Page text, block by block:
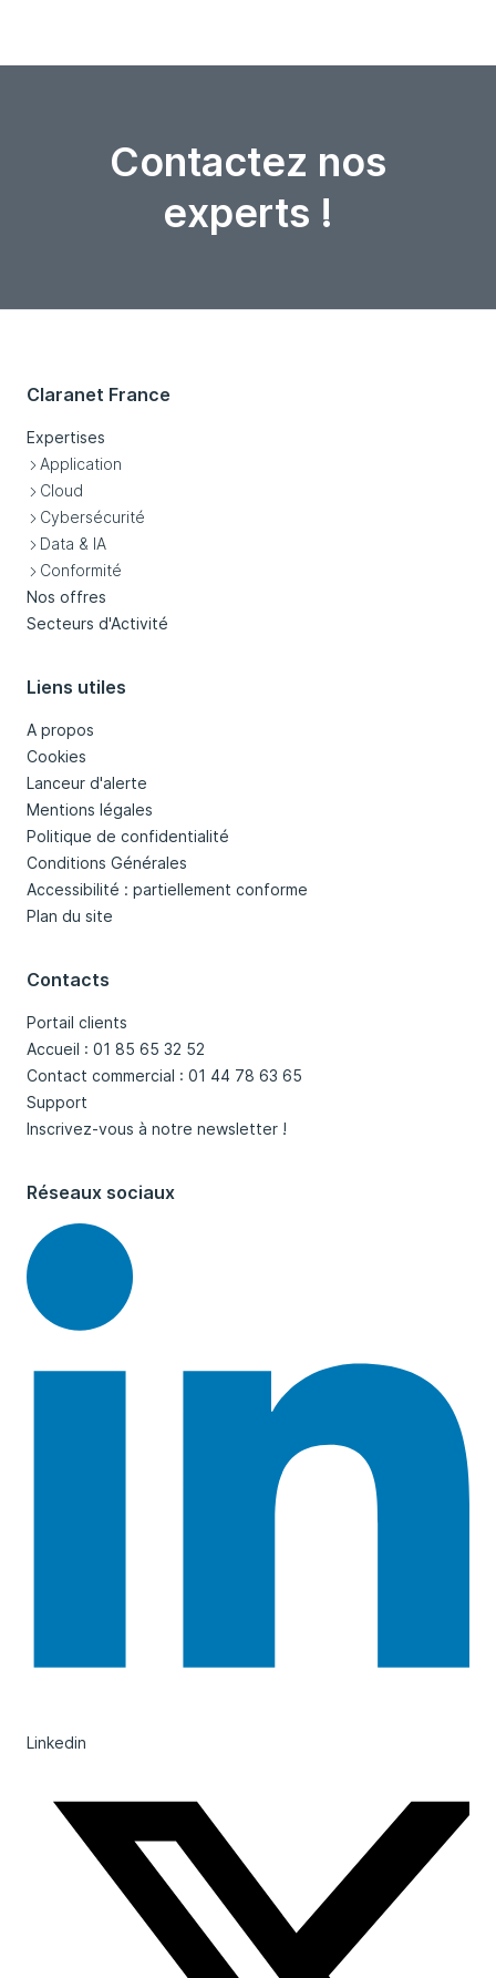
Contactez nos
experts !
Claranet France
Expertises
Application
Cloud
Cybersécurité
Data & IA
Conformité
Nos offres
Secteurs d'Activité
Liens utiles
A propos
Cookies
Lanceur d'alerte
Mentions légales
Politique de confidentialité
Conditions Générales
Accessibilité : partiellement conforme
Plan du site
Contacts
Portail clients
Accueil : 01 85 65 32 52
Contact commercial : 01 44 78 63 65
Support
Inscrivez-vous à notre newsletter !
Réseaux sociaux
Linkedin